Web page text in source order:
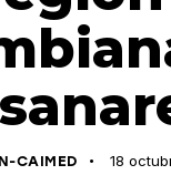
CAIMED 18